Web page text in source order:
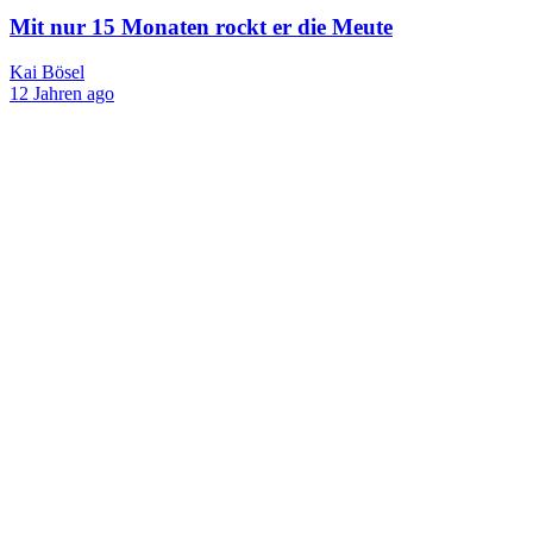
Mit nur 15 Monaten rockt er die Meute
Kai Bösel
12 Jahren ago